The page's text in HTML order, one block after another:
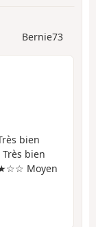
Bernie73
bien
bien
Moyen